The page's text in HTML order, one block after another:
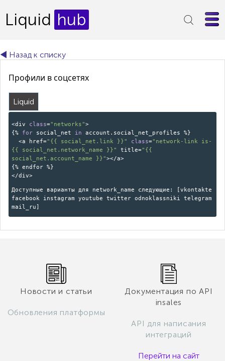
Liquid hub
◄ Назад к списку
Профили в соцсетях
Liquid
<div class="networks">
{%
forsocial_net in account.social_net_profiles %}
<a href="{{ social_net.link }}" class="network-link is-
{{ social_net.network_name }}"
title="{{
social_net.account_name }}"></a>
{% endfor %}
</div>
Доступные варианты для network_name следующие: [vkontakte
facebook instagram youtube twitter odnoklassniki telegram
mail_ru]
Новости и статьи
Обновления платформы
Документация по API
insales
API для написания
интеграций
Перейти на сайт